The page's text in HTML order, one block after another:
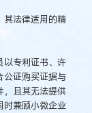
其法律适用的精
以专利证书、许
公证购买证据与
，且其无法提供
时兼顾小微企业